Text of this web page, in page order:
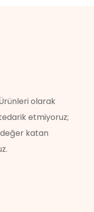
olarak
etmiyoruz;
katan